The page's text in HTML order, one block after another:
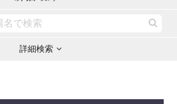
詳細検索